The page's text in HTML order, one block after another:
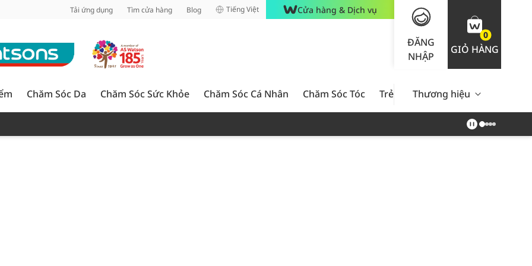
Tải ứng dụng Tìm cửa hàng Blog Tiếng Việt Cửa hàng & Dịch vụ
ĐĂNG
NHẬP
0
GIỎ HÀNG
Chăm Sóc Da Chăm Sóc Sức Khỏe Chăm Sóc Cá Nhân Chăm Sóc Tóc Trẻ Em Nam Giới Chăm Sóc
Thương hiệu